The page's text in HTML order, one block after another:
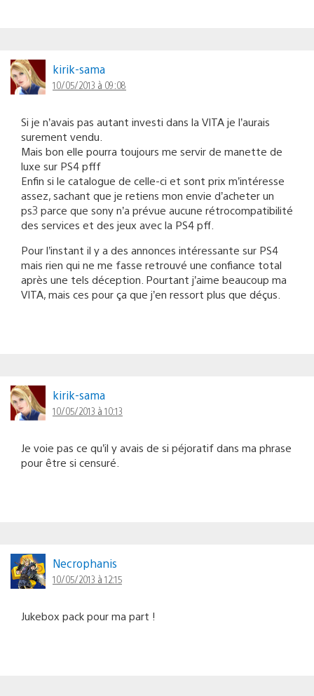
kirik-sama
10/05/2013 à 09:08
Si je n’avais pas autant investi dans la VITA je l’aurais
surement vendu.
Mais bon elle pourra toujours me servir de manette de
luxe sur PS4 pfff
Enfin si le catalogue de celle-ci et sont prix m’intéresse
assez, sachant que je retiens mon envie d’acheter un
ps3 parce que sony n’a prévue aucune rétrocompatibilité
des services et des jeux avec la PS4 pff.
Pour l’instant il y a des annonces intéressante sur PS4
mais rien qui ne me fasse retrouvé une confiance total
après une tels déception. Pourtant j’aime beaucoup ma
VITA, mais ces pour ça que j’en ressort plus que déçus.
kirik-sama
10/05/2013 à 10:13
Je voie pas ce qu’il y avais de si péjoratif dans ma phrase
pour être si censuré.
Necrophanis
10/05/2013 à 12:15
Jukebox pack pour ma part !